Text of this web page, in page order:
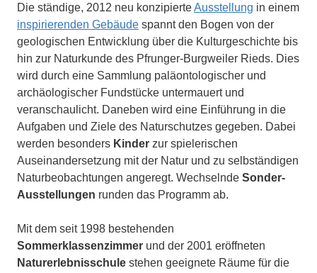
Die ständige, 2012 neu konzipierteAusstellung in einem
inspirierenden Gebäude spannt den Bogen von der
geologischen Entwicklung über die Kulturgeschichte bis
hin zur Naturkunde des Pfrunger-Burgweiler Rieds. Dies
wird durch eine Sammlung paläontologischer und
archäologischer Fundstücke untermauert und
veranschaulicht. Daneben wird eine Einführung in die
Aufgaben und Ziele des Naturschutzes gegeben. Dabei
werden besonders Kinder zur spielerischen
Auseinandersetzung mit der Natur und zu selbständigen
Naturbeobachtungen angeregt. Wechselnde Sonder-
Ausstellungen runden das Programm ab.
Mit dem seit 1998 bestehenden
Sommerklassenzimmer und der 2001 eröffneten
Naturerlebnisschule stehen geeignete Räume für die